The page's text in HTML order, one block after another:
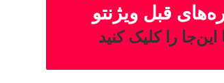
قبل ویژنتو
این‌جا را کلیک کنید